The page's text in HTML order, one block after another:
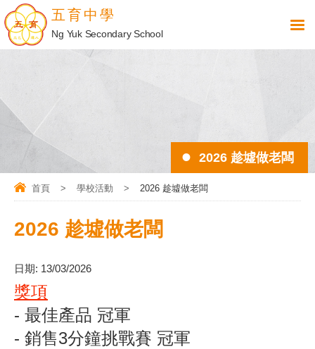
五育中學
Ng Yuk Secondary School
2026 趁墟做老闆
首頁 > 學校活動 > 2026 趁墟做老闆
2026 趁墟做老闆
日期: 13/03/2026
獎項
- 最佳產品 冠軍
- 銷售3分鐘挑戰賽 冠軍